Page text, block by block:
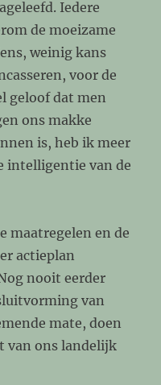
Iedere
de moeizame
weinig kans
voor de
geloof dat men
ons makke
is, heb ik meer
intelligentie van de
maatregelen en de
actieplan
nooit eerder
van
mate, doen
van ons landelijk